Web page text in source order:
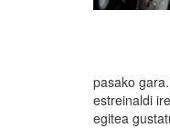
pasako
estreinaldi
egitea